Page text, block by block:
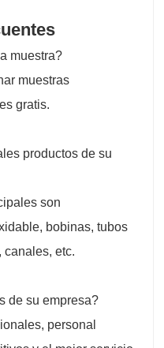
muestra?
muestras
gratis.
productos de su
son
bobinas, tubos
canales, etc.
de su empresa?
personal